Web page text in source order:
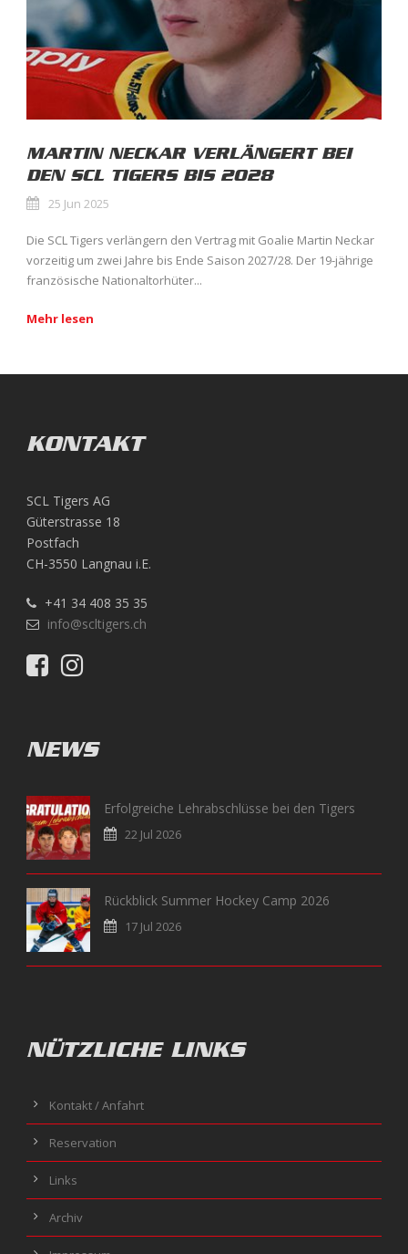
MARTIN NECKAR VERLÄNGERT BEI
DEN SCL TIGERS BIS 2028
25 Jun 2025
Die SCL Tigers verlängern den Vertrag mit Goalie Martin Neckar
vorzeitig um zwei Jahre bis Ende Saison 2027/28. Der 19-jährige
französische Nationaltorhüter...
Mehr lesen
KONTAKT
SCL Tigers AG
Güterstrasse 18
Postfach
CH-3550 Langnau i.E.
+41 34 408 35 35
info@scltigers.ch
NEWS
Erfolgreiche Lehrabschlüsse bei den Tigers
22 Jul 2026
Rückblick Summer Hockey Camp 2026
17 Jul 2026
NÜTZLICHE LINKS
Kontakt / Anfahrt
Reservation
Links
Archiv